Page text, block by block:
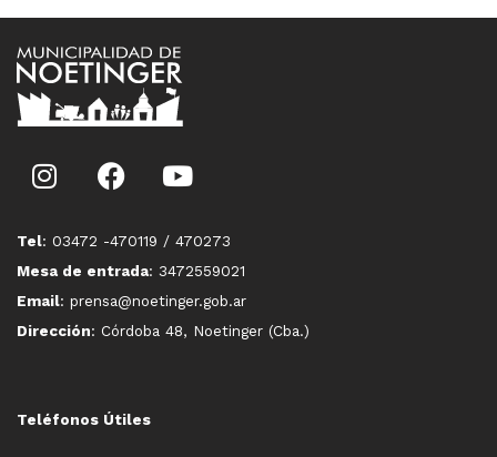
Tel: 03472 -470119 / 470273
Mesa de entrada: 3472559021
Email: prensa@noetinger.gob.ar
Dirección: Córdoba 48, Noetinger (Cba.)
Teléfonos Útiles